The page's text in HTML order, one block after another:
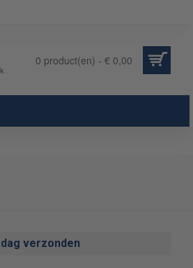
0 product(en) - € 0,00
verzonden